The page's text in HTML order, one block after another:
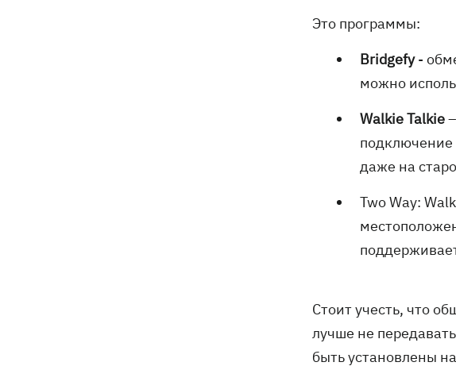
Это программы:
Bridgefy-
можно
WalkieTalkie
подключение
даже на
Two Way:
Стоит учесть, что
лучше не
быть установлены